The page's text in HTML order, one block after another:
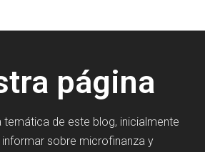
página
temática de este blog, inicialmente
sobre microfinanza y